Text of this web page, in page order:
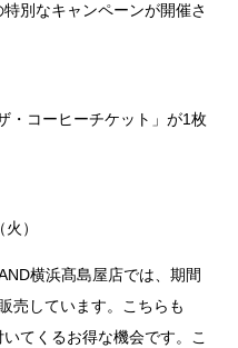
別なキャンペーンが開催さ
・コーヒーチケット」が1枚
）
横浜髙島屋店では、期間
売しています。こちらも
てくるお得な機会です。こ